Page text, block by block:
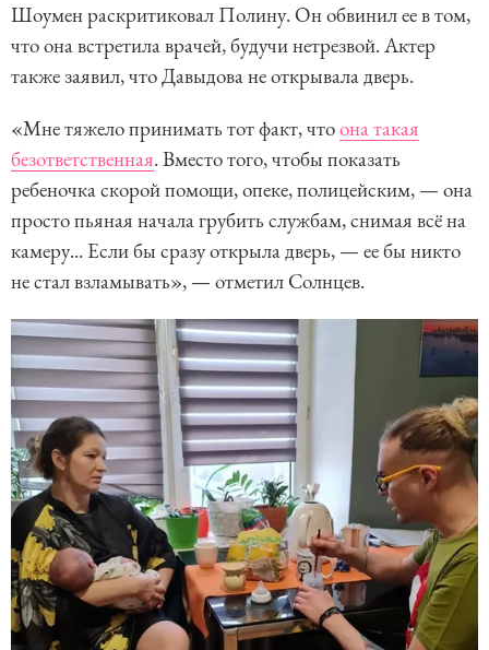
Шоумен раскритиковал Полину. Он обвинил ее в том,
что она встретила врачей, будучи нетрезвой. Актер
также заявил, что Давыдова не открывала дверь.
«Мне тяжело принимать тот факт, чтоона такая
безответственная. Вместо того, чтобы показать
ребеночка скорой помощи, опеке, полицейским, — она
просто пьяная начала грубить службам, снимая всё на
камеру... Если бы сразу открыла дверь, — ее бы никто
не стал взламывать», — отметил Солнцев.